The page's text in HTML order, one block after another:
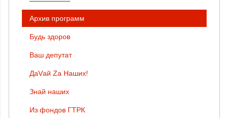
Архив программ
Будь здоров
Ваш депутат
ДаVай Zа Наших!
Знай наших
Из фондов ГТРК